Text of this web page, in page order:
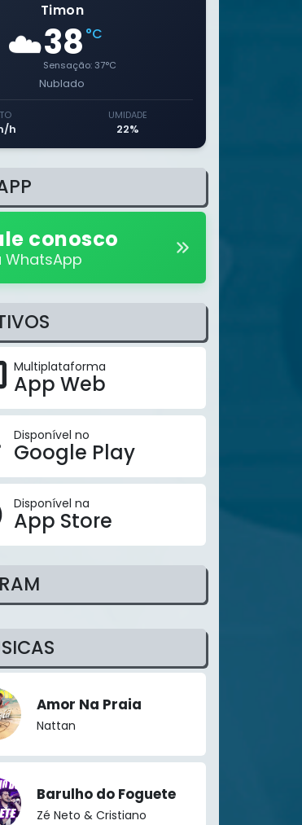
Timon
☁️38 °C
Sensação: 37°C
Nublado
h
UMIDADE
22%
conosco
WhatsApp
Multiplataforma
App Web
Disponível no
Google Play
Disponível na
App Store
Amor Na Praia
Nattan
Barulho do Foguete
Zé Neto & Cristiano